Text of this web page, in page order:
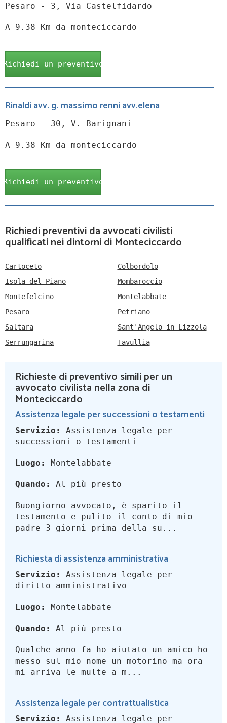
Pesaro - 3, Via Castelfidardo
A 9.38 Km da monteciccardo
Richiedi un preventivo
Rinaldi avv. g. massimo renni avv.elena
Pesaro - 30, V. Barignani
A 9.38 Km da monteciccardo
Richiedi un preventivo
Richiedi preventivi da avvocati civilisti
qualificati nei dintorni di Monteciccardo
Cartoceto
Colbordolo
Isola del Piano
Mombaroccio
Montefelcino
Montelabbate
Pesaro
Petriano
Saltara
Sant'Angelo in Lizzola
Serrungarina
Tavullia
Richieste di preventivo simili per un
avvocato civilista nella zona di
Monteciccardo
Assistenza legale per successioni o testamenti
Servizio:
Assistenza legale per
successioni o testamenti
Luogo: Montelabbate
Quando: Al più presto
Buongiorno avvocato, è sparito il
testamento e pulito il conto di mio
padre 3 giorni prima della su...
Richiesta di assistenza amministrativa
Servizio:
Assistenza legale per
diritto amministrativo
Luogo: Montelabbate
Quando: Al più presto
Qualche anno fa ho aiutato un amico ho
messo sul mio nome un motorino ma ora
mi arriva le multe a m...
Assistenza legale per contrattualistica
Servizio: Assistenza legale per